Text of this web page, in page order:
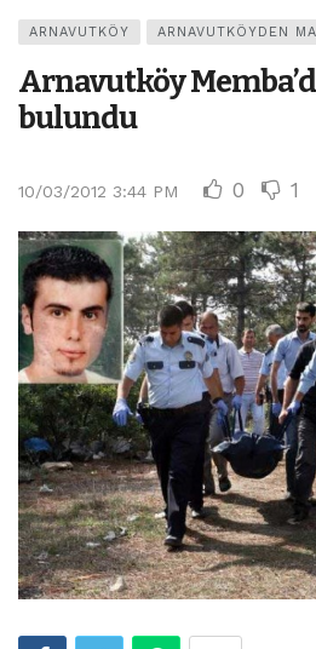
ARNAVUTKÖY ARNAVUTKÖYDEN
Arnavutköy
bulundu
10/03/2012 3:44 PM 0 1